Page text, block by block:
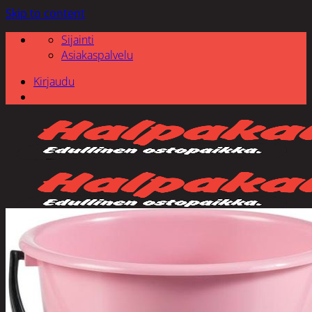
Skip to content
Sijainti
Asiakaspalvelu
Kirjaudu
Etsi: